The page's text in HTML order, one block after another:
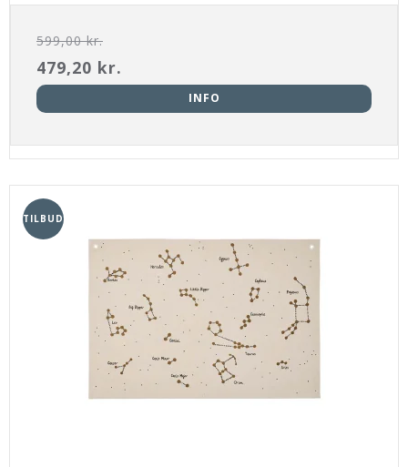
599,00 kr.
479,20 kr.
INFO
TILBUD